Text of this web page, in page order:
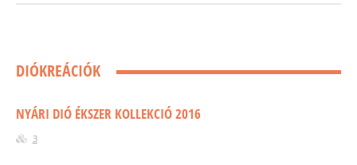
DIÓKREÁCIÓK
NYÁRI DIÓ ÉKSZER KOLLEKCIÓ 2016
3